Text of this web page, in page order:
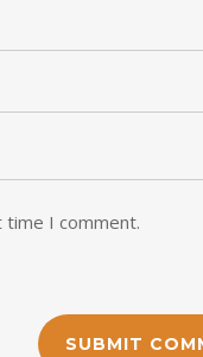
time I comment.